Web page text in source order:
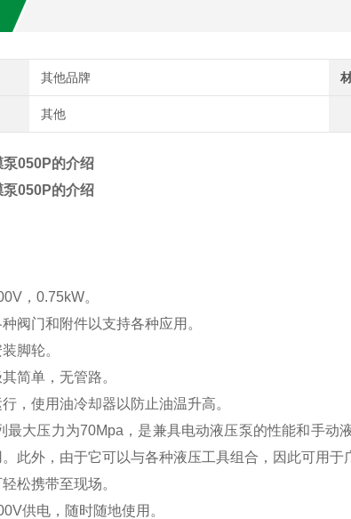
其他品牌
其他
泵050P的介绍
泵050P的介绍
，0.75kW。
阀门和附件以支持各种应用。
脚轮。
简单，无管路。
，使用油冷却器以防止油温升高。
最大压力为70Mpa，是兼具电动液压泵的性能和手动
此外，由于它可以与各种液压工具组合，因此可用于
松携带至现场。
供电，随时随地使用。